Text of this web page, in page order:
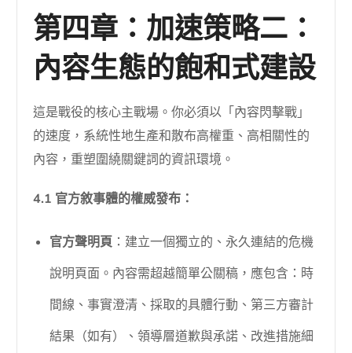
第四章：加速策略二：
內容生態的飽和式建設
這是戰役的核心主戰場。你必須以「內容閃擊戰」
的速度，系統性地生產和散布高權重、高相關性的
內容，重塑圍繞關鍵詞的資訊環境。
4.1 官方敘事體的權威發布：
官方聲明頁 ：建立一個獨立的、永久連結的危機
說明頁面。內容需超越簡單公關稿，應包含：時
間線、事實澄清、採取的具體行動、第三方審計
結果（如有）、領導層道歉與承諾、改進措施細